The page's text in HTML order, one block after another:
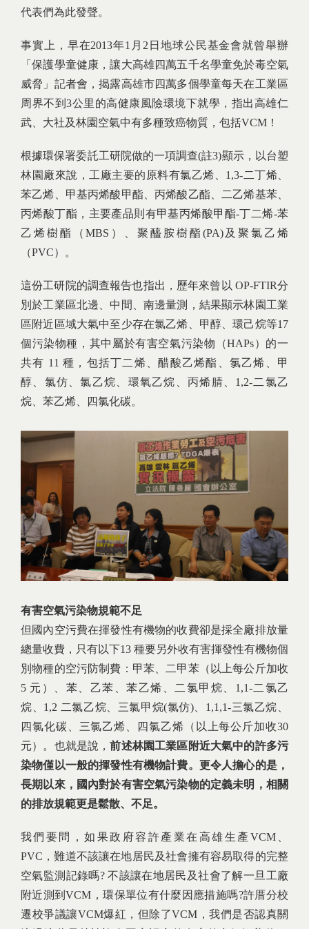
代表們為此發聲。
事實上，早在2013年1月2日地球公民基金會就曾舉辦
「保護學童健康，讓大高雄四萬五千名學童免於毒空氣
威脅」記者會，揭露高雄市四萬多個學童每天在工業區
周界不到3公里的高健康風險環境下就學，指出高雄仁
武、大社及林園空氣中有多種致癌物質，包括VCM！
根據環保署委託工研院做的一項調查(註3)顯示，以台塑
林園廠來說，工廠主要的原料有氯乙烯、1,3-二丁烯、
苯乙烯、甲基丙烯酸甲酯、丙烯酸乙酯、二乙烯基苯、
丙烯酸丁酯，主要產品則有甲基丙烯酸甲酯-丁二烯-苯
乙烯樹酯（MBS）、聚醯胺樹酯(PA)及聚氯乙烯
（PVC）。
這份工研院的調查報告也指出，歷年來曾以 OP-FTIR分
別於工業區北邊、中間、南邊量測，結果顯示林園工業
區附近區域大氣中至少存在氯乙烯、甲醇、環己烷等17
個污染物種，其中屬於有害空氣污染物（HAPs）的一
共有 11 種，包括丁二烯、醋酸乙烯酯、氯乙烯、甲
醇、氯仿、氯乙烷、環氧乙烷、丙烯腈、1,2-二氯乙
烷、苯乙烯、四氯化碳。
有害空氣污染物規範不足
但國內空污費在揮發性有機物的收費卻是採全廠排放量
總量收費，只有以下13 種要另外收有害揮發性有機物個
別物種的空污防制費：甲苯、二甲苯（以上每公斤加收
5 元）、苯、乙苯、苯乙烯、二氯甲烷、1,1-二氯乙
烷、1,2 二氯乙烷、三氯甲烷(氯仿)、1,1,1-三氯乙烷、
四氯化碳、三氯乙烯、四氯乙烯（以上每公斤加收30
元）。也就是說，前述林園工業區附近大氣中的許多污
染物僅以一般的揮發性有機物計費。更令人擔心的是，
長期以來，國內對於有害空氣污染物的定義未明，相關
的排放規範更是鬆散、不足。
我們要問，如果政府容許產業在高雄生產VCM、
PVC，難道不該讓在地居民及社會擁有容易取得的完整
空氣監測記錄嗎? 不該讓在地居民及社會了解一旦工廠
附近測到VCM，環保單位有什麼因應措施嗎?許厝分校
遷校爭議讓VCM爆紅，但除了VCM，我們是否認真關